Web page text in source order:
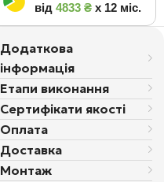
від 4833 ₴ х 12 міс.
Додаткова
інформація
Етапи виконання
Сертифікати якості
Оплата
Доставка
Монтаж